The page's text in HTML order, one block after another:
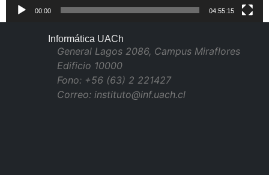
00:00 04:55:15
Informática UACh
General Lagos 2086, Campus Miraflores
Edificio 10000
Fono: +56 (63) 2 221427
Correo: instituto@inf.uach.cl